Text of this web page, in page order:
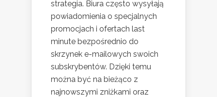
strategia. Biura często wysyłają
powiadomienia o specjalnych
promocjach i ofertach last
minute bezpośrednio do
skrzynek e-mailowych swoich
subskrybentów. Dzięki temu
można być na bieżąco z
najnowszymi zniżkami oraz